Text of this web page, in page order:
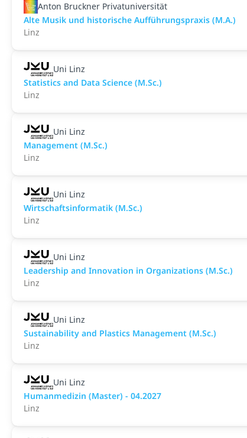
Anton Bruckner Privatuniversität
Alte Musik und historische Aufführungspraxis (M.A.)
Linz
Uni Linz
Statistics and Data Science (M.Sc.)
Linz
Uni Linz
Management (M.Sc.)
Linz
Uni Linz
Wirtschaftsinformatik (M.Sc.)
Linz
Uni Linz
Leadership and Innovation in Organizations (M.Sc.)
Linz
Uni Linz
Sustainability and Plastics Management (M.Sc.)
Linz
Uni Linz
Humanmedizin (Master) - 04.2027
Linz